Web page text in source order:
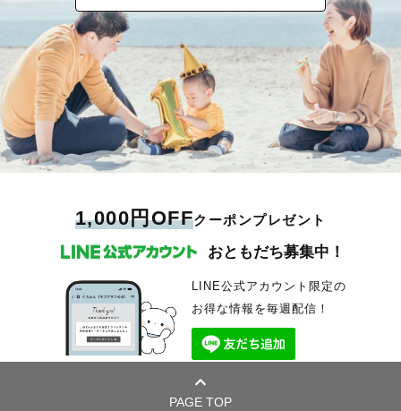
1,000円OFFクーポンプレゼント
おともだち募集中！
LINE公式アカウント限定の
お得な情報を毎週配信！
PAGE TOP